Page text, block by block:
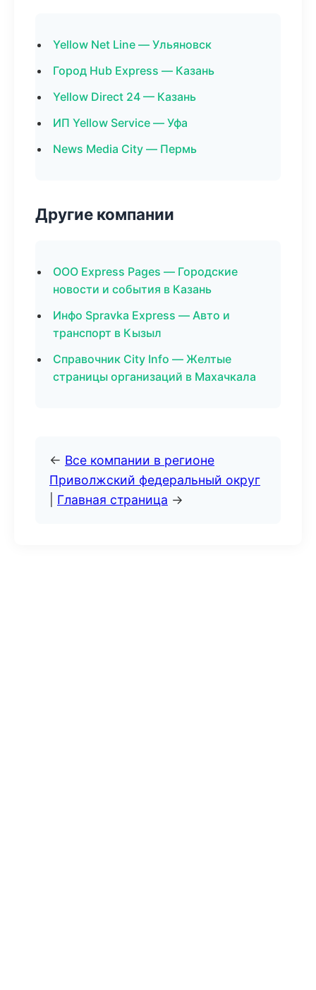
Yellow Net Line — Ульяновск
Город Hub Express — Казань
Yellow Direct 24 — Казань
ИП Yellow Service — Уфа
News Media City — Пермь
Другие компании
ООО Express Pages — Городские
новости и события в Казань
Инфо Spravka Express — Авто и
транспорт в Кызыл
Справочник City Info — Желтые
страницы организаций в Махачкала
← Все компании в регионе
Приволжский федеральный округ
Главная страница →